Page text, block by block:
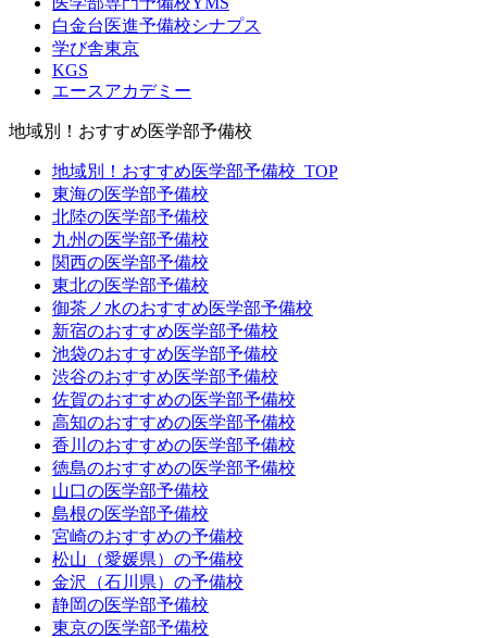
白金台医進予備校シナプス
学び舎東京
KGS
エースアカデミー
地域別！おすすめ医学部予備校
地域別！おすすめ医学部予備校_TOP
東海の医学部予備校
北陸の医学部予備校
九州の医学部予備校
関西の医学部予備校
東北の医学部予備校
御茶ノ水のおすすめ医学部予備校
新宿のおすすめ医学部予備校
池袋のおすすめ医学部予備校
渋谷のおすすめ医学部予備校
佐賀のおすすめの医学部予備校
高知のおすすめの医学部予備校
香川のおすすめの医学部予備校
徳島のおすすめの医学部予備校
山口の医学部予備校
島根の医学部予備校
宮崎のおすすめの予備校
松山（愛媛県）の予備校
金沢（石川県）の予備校
静岡の医学部予備校
東京の医学部予備校